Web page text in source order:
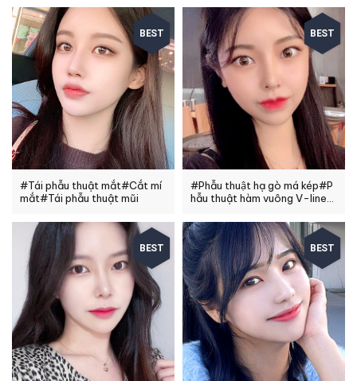
BEST
#Tái phẫu thuật mắt#Cắt mí
mắt#Tái phẫu thuật mũi
BEST
#Phẫu thuật hạ gò má kép#P
hẫu thuật hàm vuông V-line#
BEST BEST